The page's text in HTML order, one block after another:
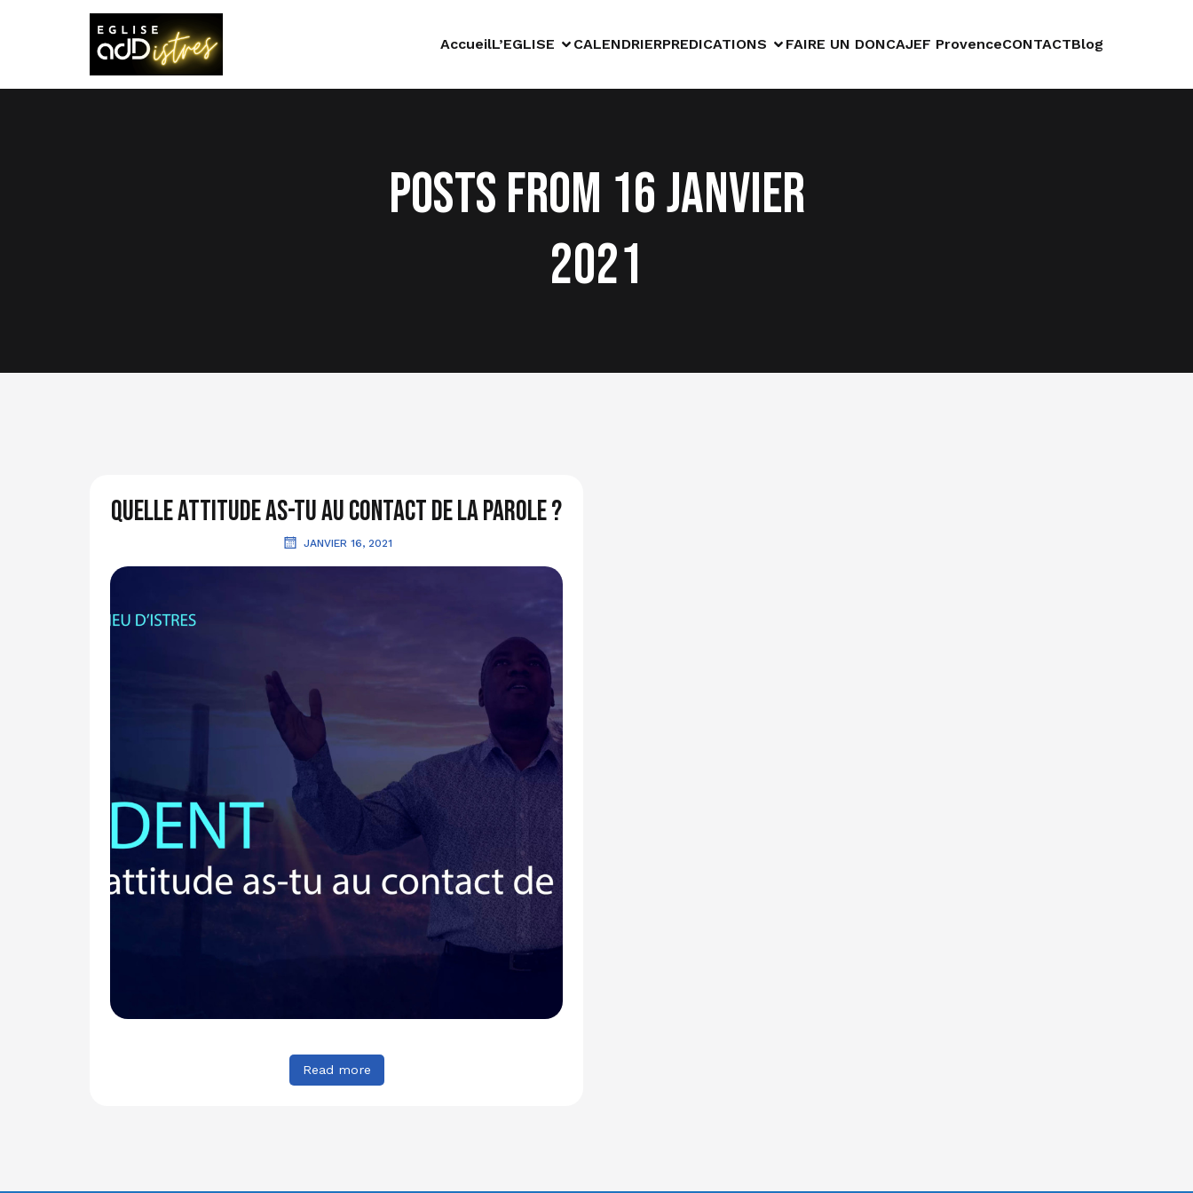
AccueilL’EGLISE CALENDRIERPREDICATIONS FAIRE UN DONCAJEF ProvenceCONTACTBlog
Posts from 16 janvier
2021
Quelle attitude as-tu au contact de la parole ?
JANVIER 16, 2021
Read more